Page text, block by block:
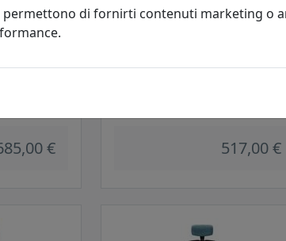
MATRIX
€
POLTRONA DIREZIONALE MATRIX
517,00 €
di fornirti contenuti marketing o